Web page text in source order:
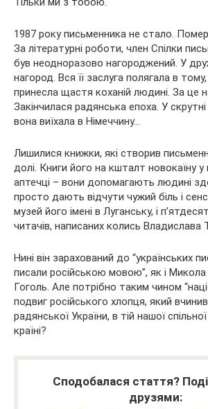
1987 року письменника не стало. Помер
За літературні роботи, член Спілки
був неодноразово нагороджений. У
нагород. Вся її заслуга полягала в
принесла щастя коханій людині. За це
Закінчилася радянська епоха. У
вона виїхала в Німеччину…
Лишилися книжки, які створив
долі. Книги його на кшталт новокаїну у
аптечці – вони допомагають людині
просто дають відчути чужий біль і
музей його імені в Луганську, і
читачів, написаних колись Владислава
Нині він зарахований до “українських
писали російською мовою”, як і
Гоголь. Але потрібно таким чином
подвиг російського хлопця, який
радянської України, в тій нашої
країні?
Сподобалася стаття?
друзями: